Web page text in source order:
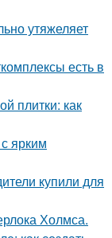
утяжеляет
есть в
плитки: как
ярким
купили для
Холмса.